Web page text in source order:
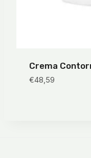
Crema
€48,59